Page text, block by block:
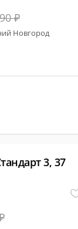
₽
Новгород
3, 37